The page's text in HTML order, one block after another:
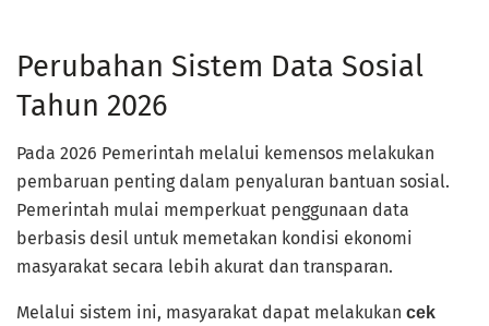
Perubahan Sistem Data Sosial
Tahun 2026
Pada 2026 Pemerintah melalui kemensos melakukan
pembaruan penting dalam penyaluran bantuan sosial.
Pemerintah mulai memperkuat penggunaan data
berbasis desil untuk memetakan kondisi ekonomi
masyarakat secara lebih akurat dan transparan.
Melalui sistem ini, masyarakat dapat melakukan cek